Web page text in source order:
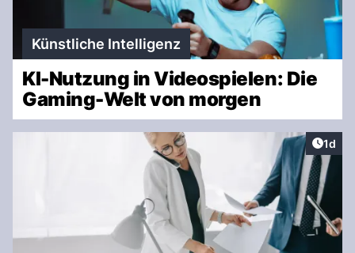
Künstliche Intelligenz
KI-Nutzung in Videospielen: Die
Gaming-Welt von morgen
1d